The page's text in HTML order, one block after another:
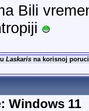
Bili
Laskarisna korisnoj
Windows 11